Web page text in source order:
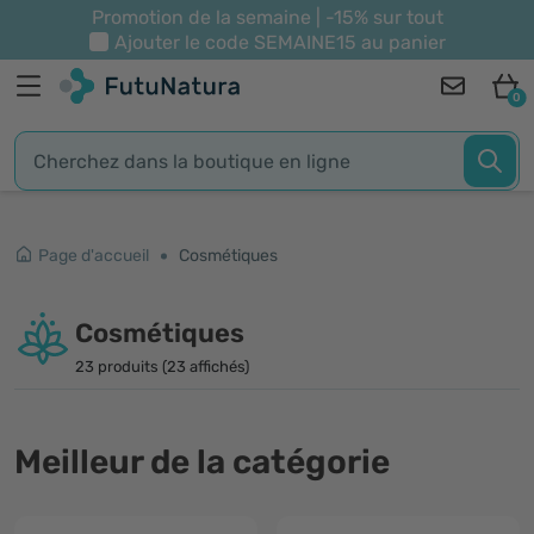
Promotion de la semaine | -15% sur tout
Ajouter le code SEMAINE15 au panier
0
Page d'accueil Cosmétiques
Cosmétiques
23 produits (23 affichés)
Meilleur de la catégorie